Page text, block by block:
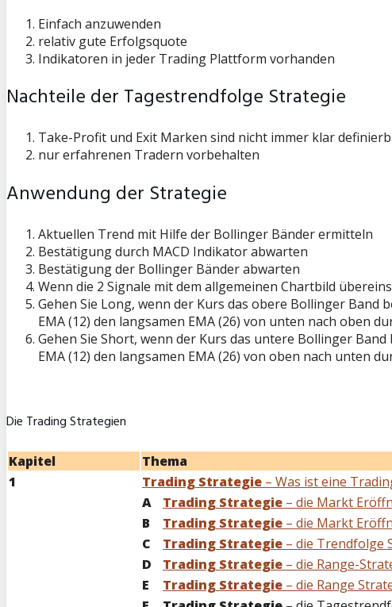
Einfach anzuwenden
relativ gute Erfolgsquote
Indikatoren in jeder Trading Plattform vorhanden
Nachteile der Tagestrendfolge Strategie
Take-Profit und Exit Marken sind nicht immer klar
nur erfahrenen Tradern vorbehalten
Anwendung der Strategie
Aktuellen Trend mit Hilfe der Bollinger Bänder ermitteln
Bestätigung durch MACD Indikator abwarten
Bestätigung der Bollinger Bänder abwarten
Wenn die 2 Signale mit dem allgemeinen Chartbild
Gehen Sie Long, wenn der Kurs das obere Bollinger Band
EMA (12) den langsamen EMA (26) von unten nach oben
Gehen Sie Short, wenn der Kurs das untere Bollinger
EMA (12) den langsamen EMA (26) von oben nach unten
Die Trading Strategien
Kapitel
Thema
1
Trading Strategie – Was ist eine
A
Trading Strategie – die Markt
B
Trading Strategie – die Markt
C
Trading Strategie – die Trendfolge
D
Trading Strategie – die Range-
E
Trading Strategie – die Range